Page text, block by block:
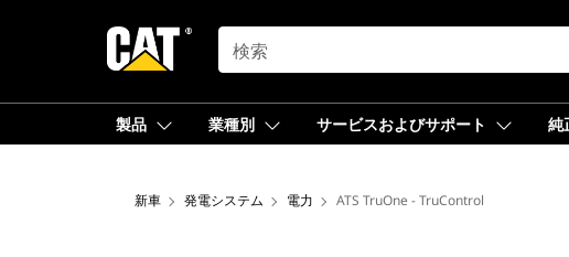
SEARCH
製品 業種別 サービスおよびサポート 純
新車 発電システム 電力 ATS TruOne - TruControl